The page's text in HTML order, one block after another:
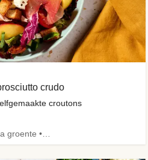
crudo
croutons